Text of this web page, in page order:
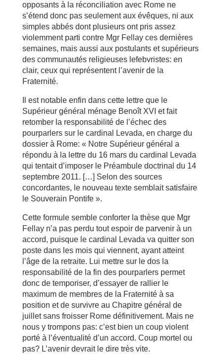
opposants à la réconciliation avec Rome ne
s’étend donc pas seulement aux évêques, ni aux
simples abbés dont plusieurs ont pris assez
violemment parti contre Mgr Fellay ces dernières
semaines, mais aussi aux postulants et supérieurs
des communautés religieuses lefebvristes: en
clair, ceux qui représentent l’avenir de la
Fraternité.
Il est notable enfin dans cette lettre que le
Supérieur général ménage Benoît XVI et fait
retomber la responsabilité de l’échec des
pourparlers sur le cardinal Levada, en charge du
dossier à Rome: « Notre Supérieur général a
répondu à la lettre du 16 mars du cardinal Levada
qui tentait d’imposer le Préambule doctrinal du 14
septembre 2011. […] Selon des sources
concordantes, le nouveau texte semblait satisfaire
le Souverain Pontife ».
Cette formule semble conforter la thèse que Mgr
Fellay n’a pas perdu tout espoir de parvenir à un
accord, puisque le cardinal Levada va quitter son
poste dans les mois qui viennent, ayant atteint
l’âge de la retraite. Lui mettre sur le dos la
responsabilité de la fin des pourparlers permet
donc de temporiser, d’essayer de rallier le
maximum de membres de la Fraternité à sa
position et de survivre au Chapitre général de
juillet sans froisser Rome définitivement. Mais ne
nous y trompons pas: c’est bien un coup violent
porté à l’éventualité d’un accord. Coup mortel ou
pas? L’avenir devrait le dire très vite.